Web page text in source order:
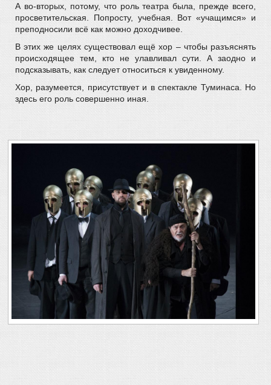
А во-вторых, потому, что роль театра была, прежде всего,
просветительская. Попросту, учебная. Вот «учащимся» и
преподносили всё как можно доходчивее.
В этих же целях существовал ещё хор – чтобы разъяснять
происходящее тем, кто не улавливал сути. А заодно и
подсказывать, как следует относиться к увиденному.
Хор, разумеется, присутствует и в спектакле Туминаса. Но
здесь его роль совершенно иная.